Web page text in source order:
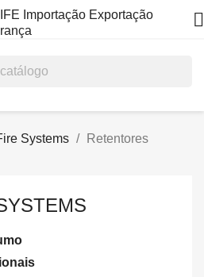

Systems
Retentores